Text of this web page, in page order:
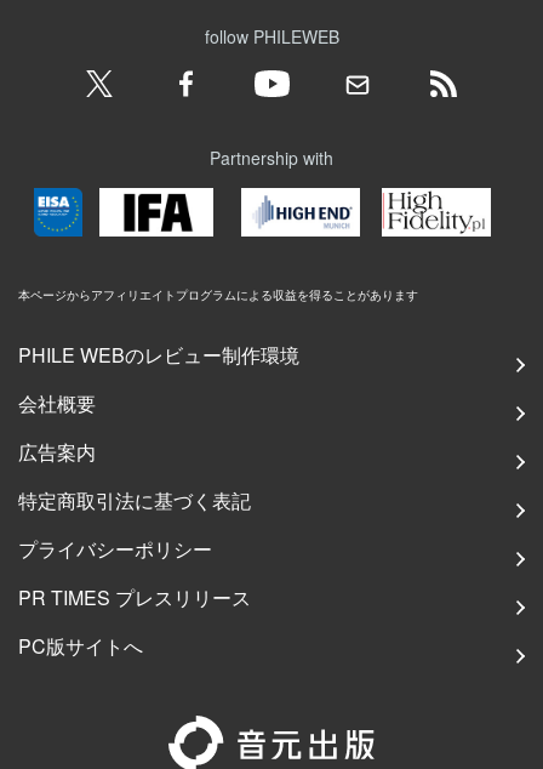
follow PHILEWEB
Partnership with
本ページからアフィリエイトプログラムによる収益を得ることがあります
PHILE WEBのレビュー制作環境
会社概要
広告案内
特定商取引法に基づく表記
プライバシーポリシー
PR TIMES プレスリリース
PC版サイトへ